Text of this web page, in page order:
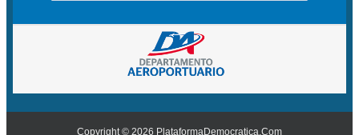
Copyright © 2026 PlataformaDemocratica.Com